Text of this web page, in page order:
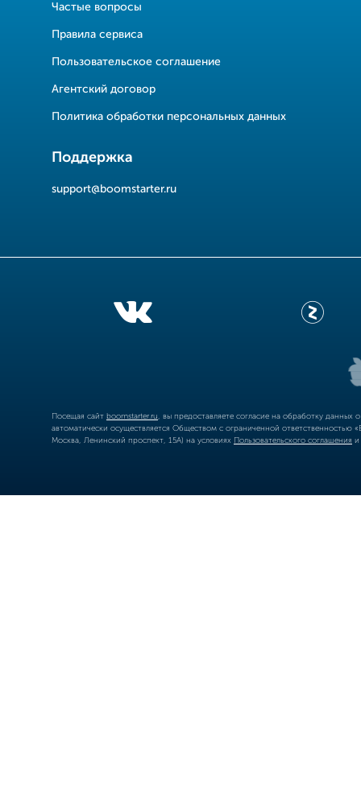
Частые вопросы
Правила сервиса
Пользовательское соглашение
Агентский договор
Политика обработки персональных данных
Поддержка
support@boomstarter.ru
Посещая сайт boomstarter.ru , вы предоставляете согласие на обработку
автоматически осуществляется Обществом с ограниченной
Москва, Ленинский проспект, 15А) на условиях Пользовательского соглашения и